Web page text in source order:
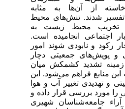
از آن‌ها به مثابه
شدند. تنش‌های محیط
محیط زیست به
اجتماعی انجامیده است.
رکود و نابودی شوند امور
و پویش‌های جمعیتی دچار
تشدید کشمکش میان
منابع فراهم می‌شود. این
و تهدیدی تغییر آب و هوا
را مورد بررسی قرار داده و
جامعه‌شناسان شهیری